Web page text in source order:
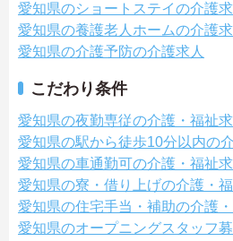
愛知県のショートステイの介護求
愛知県の養護老人ホームの介護求
愛知県の介護予防の介護求人
こだわり条件
愛知県の夜勤専従の介護・福祉求
愛知県の駅から徒歩10分以内の
愛知県の車通勤可の介護・福祉求
愛知県の寮・借り上げの介護・
愛知県の住宅手当・補助の介護
愛知県のオープニングスタッフ